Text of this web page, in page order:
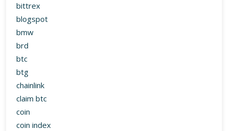
bittrex
blogspot
bmw
brd
btc
btg
chainlink
claim btc
coin
coin index